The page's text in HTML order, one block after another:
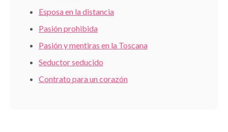
Esposa en la distancia
Pasión prohibida
Pasión y mentiras en la Toscana
Seductor seducido
Contrato para un corazón